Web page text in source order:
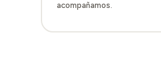
acompañamos.